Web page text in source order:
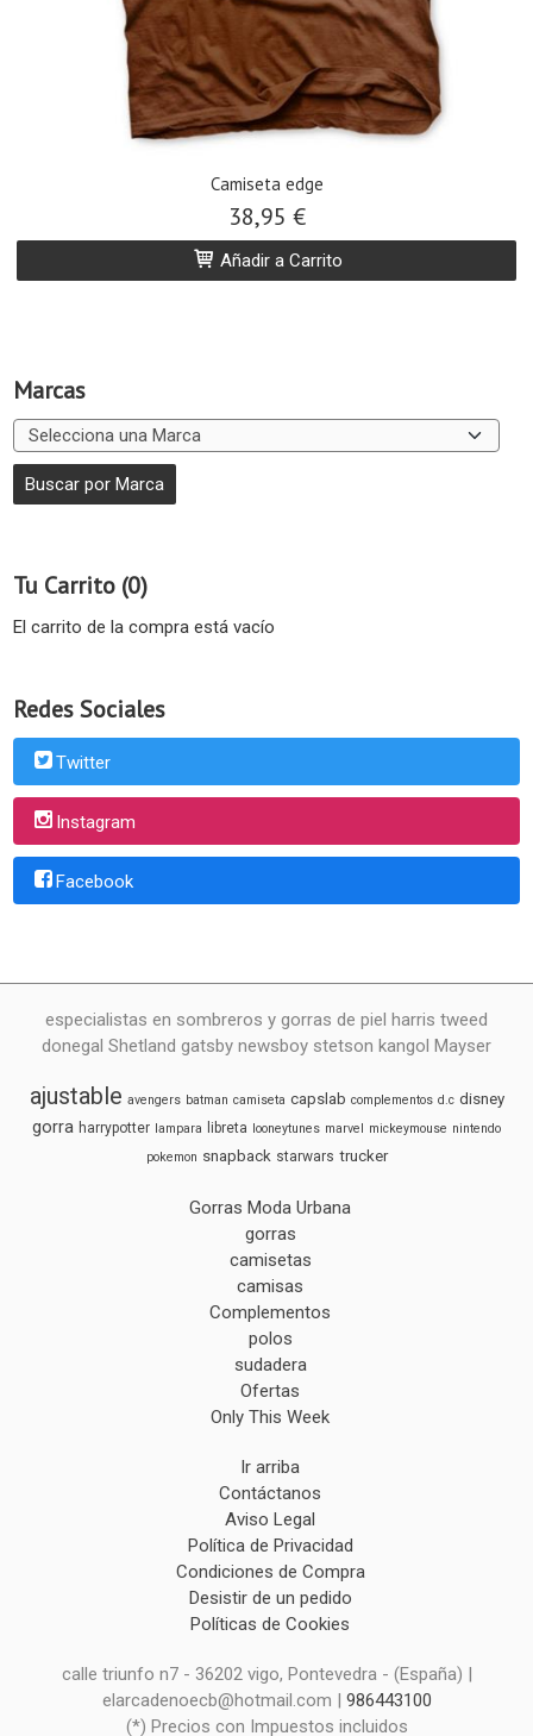
Marcas
Tu Carrito (0)
El carrito de la compra está vacío
Redes Sociales
Twitter
Instagram
Facebook
Camiseta edge
38,95 €
Añadir a Carrito
especialistas en sombreros y gorras de piel harris tweed
donegal Shetland gatsby newsboy stetson kangol Mayser
ajustable avengers batman camiseta capslab complementos d.c disney
gorra harrypotter lampara libreta looneytunes marvel mickeymouse nintendo
pokemon snapback starwars trucker
Gorras Moda Urbana
gorras
camisetas
camisas
Complementos
polos
sudadera
Ofertas
Only This Week
Ir arriba
Contáctanos
Aviso Legal
Política de Privacidad
Condiciones de Compra
Desistir de un pedido
Políticas de Cookies
calle triunfo n7 - 36202 vigo, Pontevedra - (España) |
elarcadenoecb@hotmail.com | 986443100
(*) Precios con Impuestos incluidos